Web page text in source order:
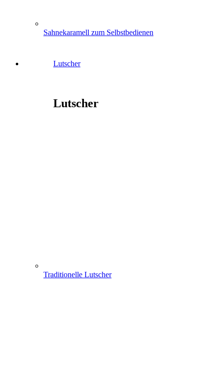
Sahnekaramell zum Selbstbedienen
Lutscher
Lutscher
Traditionelle Lutscher